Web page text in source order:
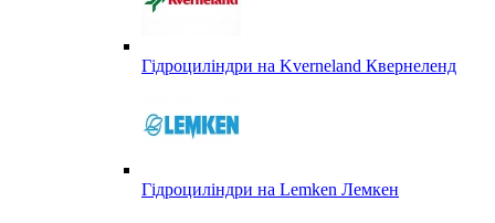
Гідроциліндри на Kverneland Квернеленд
Гідроциліндри на Lemken Лемкен